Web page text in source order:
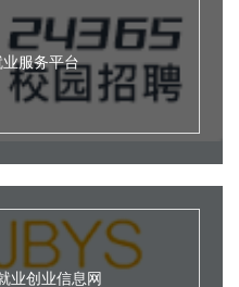
服务平台
业创业信息网